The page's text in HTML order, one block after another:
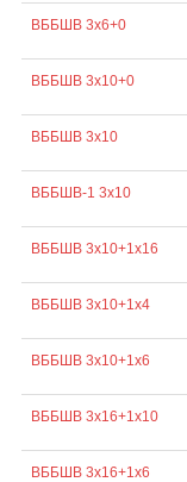
ВББШВ 3х6+0
ВББШВ 3х10+0
ВББШВ 3х10
ВББШВ-1 3х10
ВББШВ 3х10+1х16
ВББШВ 3х10+1х4
ВББШВ 3х10+1х6
ВББШВ 3х16+1х10
ВББШВ 3х16+1х6